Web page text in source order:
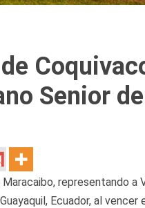
Senior
representando
Ecuador, al